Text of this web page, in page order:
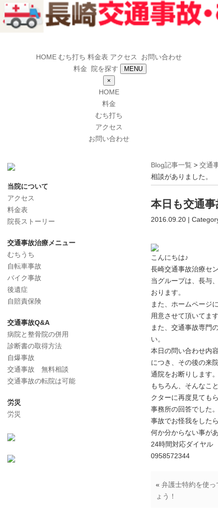
HOME むち打ち 料金表 アクセス
お問い合わせ
料金
院を探す
MENU
×
HOME
料金
むち打ち
アクセス
お問い合わせ
Blog記事一覧 > 交通
相談がありました。
本日も交通
2016.09.20 |
こんにちは♪
長崎交通事故治療セ
当グループは、長与
おります。
また、ホームページ
用意させて頂いてま
また、交通事故専門
い。
本日の問い合わせ内
につき、その後の来
通院をお断りします
もちろん、そんなこ
クターに再度見ても
事務所の回答でした
事故でお怪我をした
何か分からない事が
24時間対応ダイヤル
0958572344
« 弁護士特約を使
ょう！
当院について
アクセス
料金表
院長ストーリー
交通事故治療メニュー
むちうち
自転車事故
バイク事故
後遺症
自賠責保険
交通事故Q&A
病院と整骨院の併用
診断書の取得方法
自爆事故
交通事故 無料相談
交通事故の転院は可能
労災
労災